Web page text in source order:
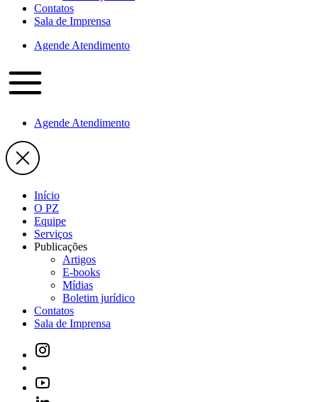
Contatos
Sala de Imprensa
Agende Atendimento
Agende Atendimento
Início
O PZ
Equipe
Serviços
Publicações
Artigos
E-books
Mídias
Boletim jurídico
Contatos
Sala de Imprensa